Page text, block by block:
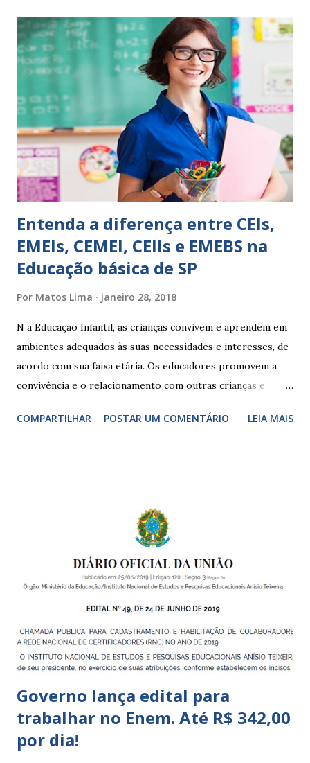
sempre as intervenções feitas para ações apresentadas,
isso ressalta trabalho. SUGESTÕES DE PALAVRAS E
EXPRESSÕES PARA USO EM RELATÓRIOS Você pensa Você
escreve O aluno não sabe O aluno não adquiriu os
conceitos, está em fase de aprendizado. Não tem limites
Apresenta dificuldades de auto-regulação, pois… É nervoso
Ainda não desenvolveu habilidades para convívio no
ambiente...
Entenda a diferença entre CEIs,
EMEIs, CEMEI, CEIIs e EMEBS na
Educação básica de SP
Por Matos Lima janeiro 28, 2018
N a Educação Infantil, as crianças convivem e aprendem em
ambientes adequados às suas necessidades e interesses, de
acordo com sua faixa etária. Os educadores promovem a
convivência e o relacionamento com outras crianças e
garantir o direito das crianças a uma educação integral e de
crianças de zero a 3 anos e 11 meses; – EMEIs - Escolas
Municipais de Educação Infantil, que atendem crianças de 4
a 5 anos e 11 meses; – CEMEI - Centro Municipal de
Educação Infantil, que recebe crianças de zero a 5 anos e 11
Indígena, e trabalham com cri...
COMPARTILHAR POSTAR UM COMENTÁRIO LEIA MAIS
Governo lança edital para
trabalhar no Enem. Até R$ 342,00
por dia!